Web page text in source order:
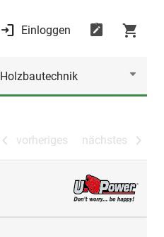
Einloggen
Holzbautechnik
vorheriges nächstes
vorheriges nächstes